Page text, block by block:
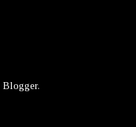
Blogger.